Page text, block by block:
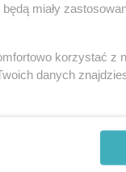
przy ulicy
miały
korzystać z
danych